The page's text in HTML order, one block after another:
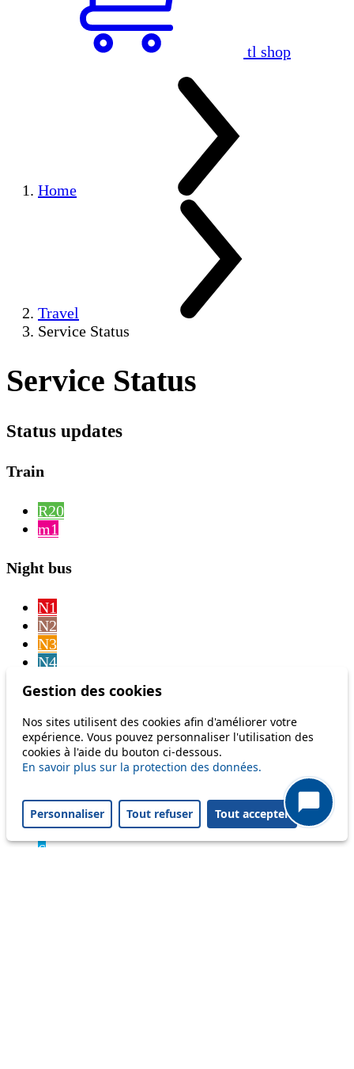
Gestion des cookies
Nos sites utilisent des cookies afin d'améliorer votre
expérience. Vous pouvez personnaliser l'utilisation des
cookies à l'aide du bouton ci-dessous.
En savoir plus sur la protection des données.
Personnaliser Tout refuser Tout accepter
tl shop
Home
Travel
Service Status
Service Status
Status updates
Train
R20
m1
Night bus
N1
N2
N3
N4
N6
Bus
1
3
4
6